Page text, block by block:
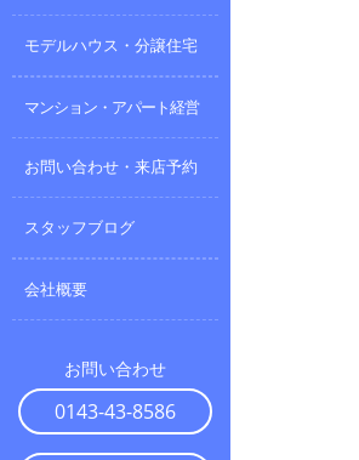
モデルハウス・分譲住宅
マンション・アパート経営
お問い合わせ・来店予約
スタッフブログ
会社概要
お問い合わせ
0143-43-8586